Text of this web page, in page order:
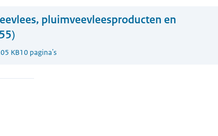
pluimveevleesproducten en
KB10 pagina's